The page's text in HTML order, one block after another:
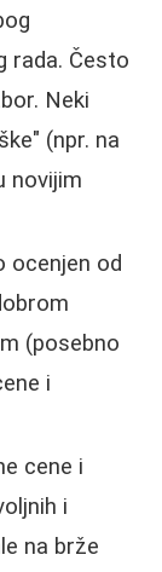
rada. Često
Neki
(npr. na
novijim
ocenjen od
(posebno
i
cene i
i
na brže